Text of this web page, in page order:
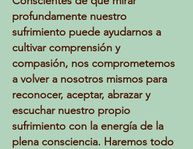
profundamente nuestro
sufrimiento puede ayudarnos a
cultivar comprensión y
compasión, nos comprometemos
a volver a nosotros mismos para
reconocer, aceptar, abrazar y
escuchar nuestro propio
sufrimiento con la energía de la
plena consciencia. Haremos todo